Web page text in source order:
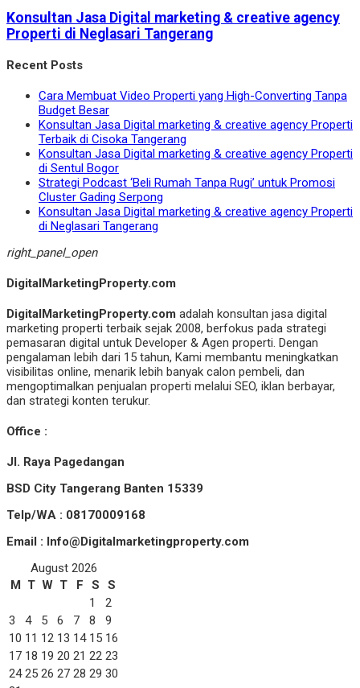
Konsultan Jasa Digital marketing & creative agency
Properti di Neglasari Tangerang
Recent Posts
Cara Membuat Video Properti yang High-Converting Tanpa
Budget Besar
Konsultan Jasa Digital marketing & creative agency Properti
Terbaik di Cisoka Tangerang
Konsultan Jasa Digital marketing & creative agency Properti
di Sentul Bogor
Strategi Podcast ‘Beli Rumah Tanpa Rugi’ untuk Promosi
Cluster Gading Serpong
Konsultan Jasa Digital marketing & creative agency Properti
di Neglasari Tangerang
right_panel_open
DigitalMarketingProperty.com
DigitalMarketingProperty.com adalah konsultan jasa digital
marketing properti terbaik sejak 2008, berfokus pada strategi
pemasaran digital untuk Developer & Agen properti. Dengan
pengalaman lebih dari 15 tahun, Kami membantu meningkatkan
visibilitas online, menarik lebih banyak calon pembeli, dan
mengoptimalkan penjualan properti melalui SEO, iklan berbayar,
dan strategi konten terukur.
Office :
Jl. Raya Pagedangan
BSD City Tangerang Banten 15339
Telp/WA : 08170009168
Email : Info@Digitalmarketingproperty.com
August 2026
M T W T F S
S
1
2
3
4 5 6 7 8
9
10 11 12 13 14 15 16
17 18 19 20 21 22 23
24 25 26 27 28 29 30